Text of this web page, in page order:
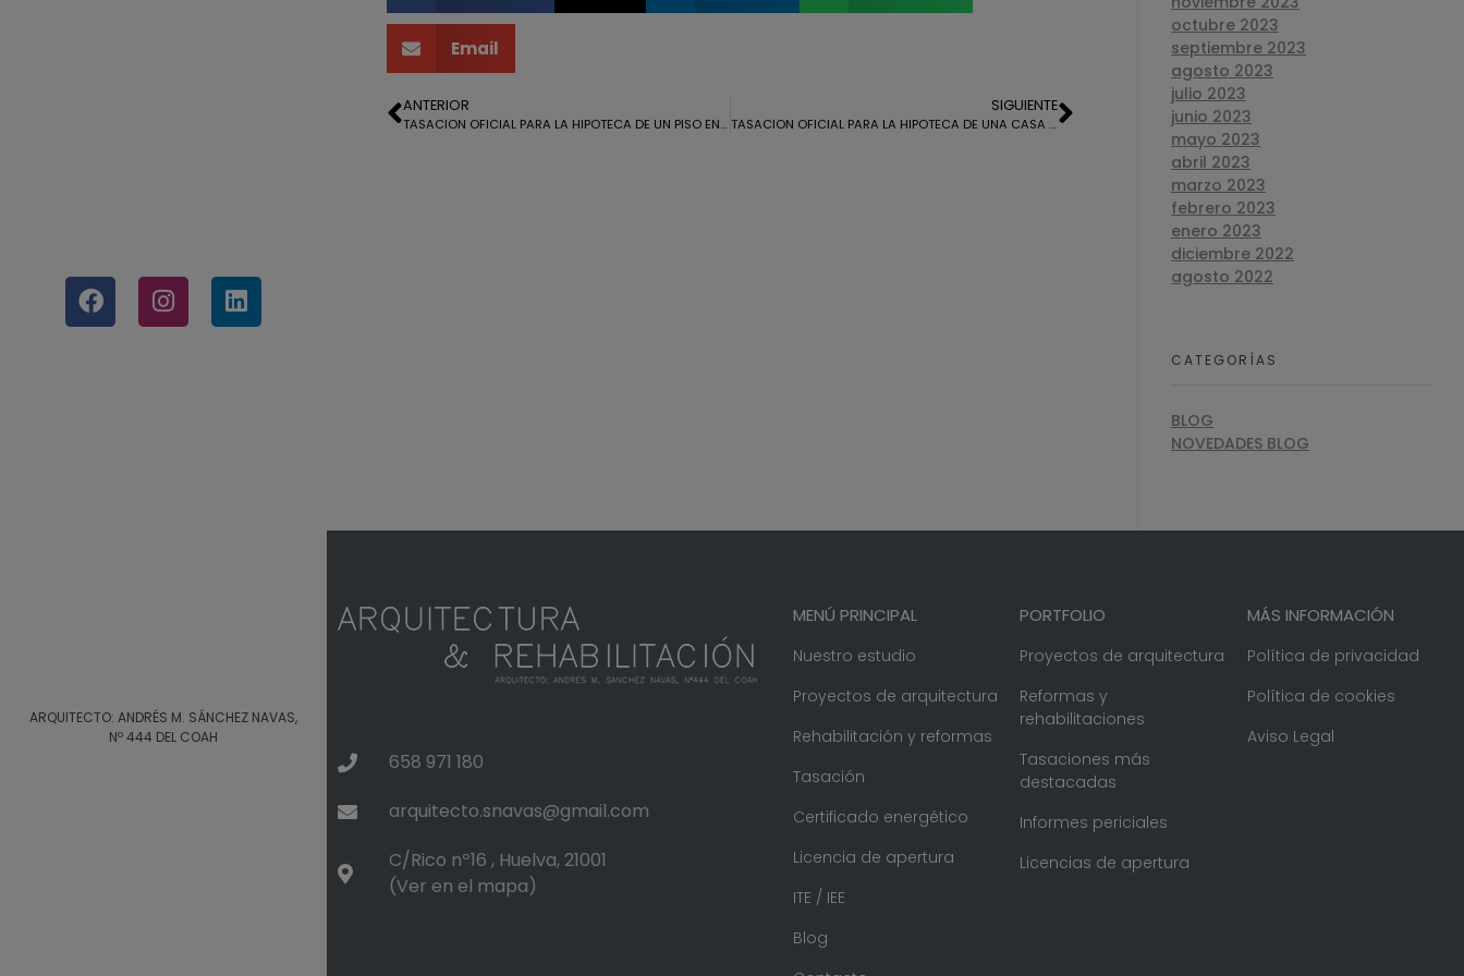
ARQUITECTO: ANDRÉS M. SÁNCHEZ NAVAS,
Nº 444 DEL COAH
Email
ANTERIOR
TASACION OFICIAL PARA LA HIPOTECA DE UN PISO EN ISLA CHICA
SIGUIENTE
TASACION OFICIAL PARA LA HIPOTECA DE UNA CASA EN ARACENA
octubre 2023
septiembre 2023
agosto 2023
julio 2023
junio 2023
mayo 2023
abril 2023
marzo 2023
febrero 2023
enero 2023
diciembre 2022
agosto 2022
CATEGORÍAS
BLOG
NOVEDADES BLOG
658 971 180
arquitecto.snavas@gmail.com
C/Rico nº16 , Huelva, 21001
(Ver en el mapa)
MENÚ PRINCIPAL
Nuestro estudio
Proyectos de arquitectura
Rehabilitación y reformas
Tasación
Certificado energético
Licencia de apertura
ITE / IEE
Blog
PORTFOLIO
Proyectos de arquitectura
Reformas y
rehabilitaciones
Tasaciones más
destacadas
Informes periciales
Licencias de apertura
MÁS INFORMACIÓN
Política de privacidad
Política de cookies
Aviso Legal